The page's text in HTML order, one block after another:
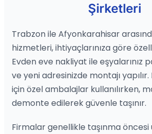
Şirketleri
Trabzon ile Afyonkarahisar
hizmetleri, ihtiyaçlarınıza göre
Evden eve nakliyat ile eşyalarınız
ve yeni adresinizde montajı yapılır.
için özel ambalajlar kullanılırken,
demonte edilerek güvenle taşınır.
Firmalar genellikle taşınma